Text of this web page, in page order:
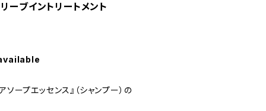
ーブイントリートメント
ソープエッセンス』（シャンプー）の